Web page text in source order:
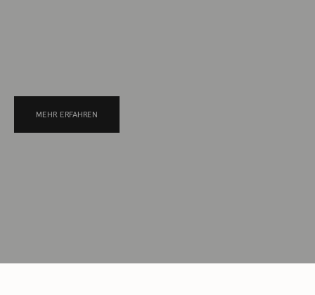
MEHR ERFAHREN